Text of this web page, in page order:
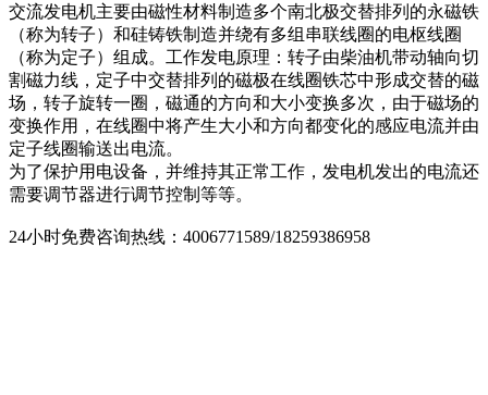
交流发电机主要由磁性材料制造多个南北极交替排列的永磁铁
（称为转子）和硅铸铁制造并绕有多组串联线圈的电枢线圈
（称为定子）组成。工作发电原理：转子由柴油机带动轴向切
割磁力线，定子中交替排列的磁极在线圈铁芯中形成交替的磁
场，转子旋转一圈，磁通的方向和大小变换多次，由于磁场的
变换作用，在线圈中将产生大小和方向都变化的感应电流并由
定子线圈输送出电流。
为了保护用电设备，并维持其正常工作，发电机发出的电流还
需要调节器进行调节控制等等。
24小时免费咨询热线：4006771589/18259386958